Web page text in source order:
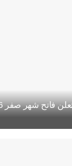
فاتح شهر صفر 1446 هجرية